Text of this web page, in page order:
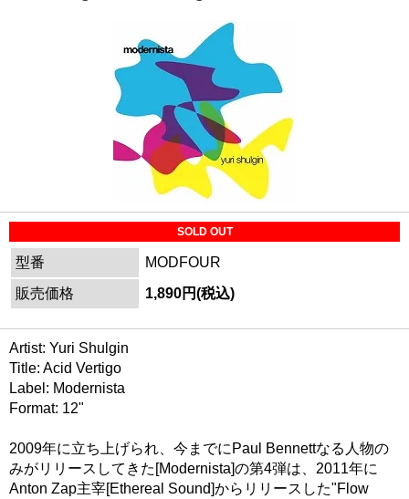
SOLD OUT
型番
MODFOUR
販売価格
1,890円(税込)
Artist: Yuri Shulgin
Title: Acid Vertigo
Label: Modernista
Format: 12"
2009年に立ち上げられ、今までにPaul Bennettなる人物の
みがリリースしてきた[Modernista]の第4弾は、2011年に
Anton Zap主宰[Ethereal Sound]からリリースした"Flow